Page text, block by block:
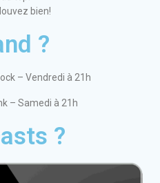
bien!
?
– Vendredi à 21h
– Samedi à 21h
?